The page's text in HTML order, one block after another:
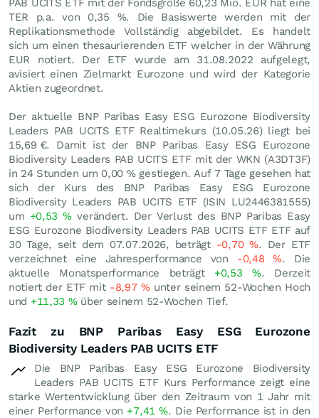
PAB UCITS ETF mit der Fondsgröße 60,23 Mio. EUR hat eine
TER p.a. von 0,35 %. Die Basiswerte werden mit der
Replikationsmethode Vollständig abgebildet. Es handelt
sich um einen thesaurierenden ETF welcher in der Währung
EUR notiert. Der ETF wurde am 31.08.2022 aufgelegt,
avisiert einen Zielmarkt Eurozone und wird der Kategorie
Aktien zugeordnet.
Der aktuelle BNP Paribas Easy ESG Eurozone Biodiversity
Leaders PAB UCITS ETF Realtimekurs (10.05.26) liegt bei
15,69 €. Damit ist der BNP Paribas Easy ESG Eurozone
Biodiversity Leaders PAB UCITS ETF mit der WKN (A3DT3F)
in 24 Stunden um 0,00 %gestiegen. Auf 7 Tage gesehen hat
sich der Kurs des BNP Paribas Easy ESG Eurozone
Biodiversity Leaders PAB UCITS ETF (ISIN LU2446381555)
um +0,53% verändert. Der Verlust des BNP Paribas Easy
ESG Eurozone Biodiversity Leaders PAB UCITS ETF ETF auf
30 Tage, seit dem 07.07.2026, beträgt -0,70%. Der ETF
verzeichnet eine Jahresperformance von -0,48%. Die
aktuelle Monatsperformance beträgt +0,53%. Derzeit
notiert der ETF mit -8,97 %unter seinem 52-Wochen Hoch
und +11,33 %über seinem 52-Wochen Tief.
Fazit zu BNP Paribas Easy ESG Eurozone
Biodiversity Leaders PAB UCITS ETF
Die BNP Paribas Easy ESG Eurozone Biodiversity
Leaders PAB UCITS ETF Kurs Performance zeigt eine
starke Wertentwicklung über den Zeitraum von 1 Jahr mit
einer Performance von +7,41%. Die Performance ist in den